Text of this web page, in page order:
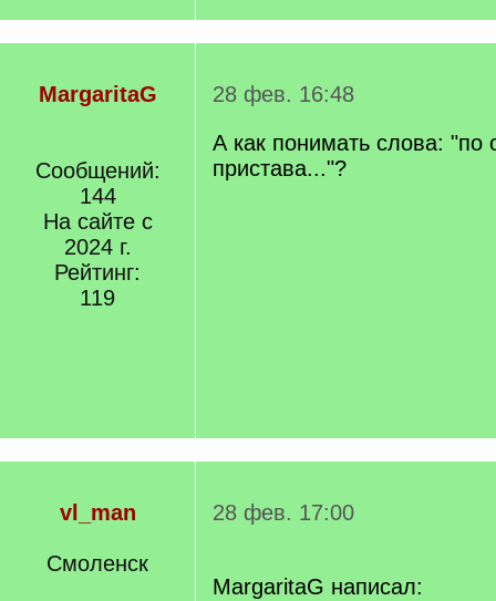
MargaritaG
Сообщений:
144
На сайте с
2024 г.
Рейтинг:
119
28 фев. 16:48
А как понимать слова: "по
пристава..."?
vl_man
Смоленск
28 фев. 17:00
MargaritaG написал: